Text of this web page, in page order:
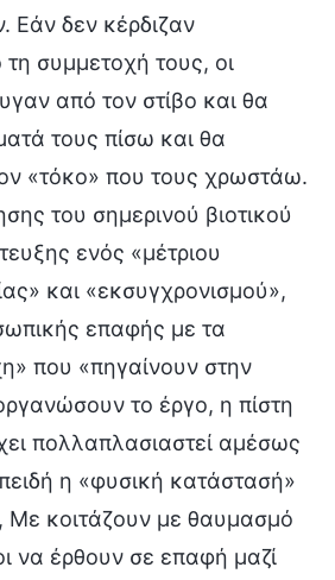
Εάν δεν κέρδιζαν
συμμετοχή τους, οι
από τον στίβο και θα
τους πίσω και θα
«τόκο» που τους χρωστάω.
του σημερινού βιοτικού
ενός «μέτριου
και «εκσυγχρονισμού»,
επαφής με τα
που «πηγαίνουν στην
το έργο, η πίστη
πολλαπλασιαστεί αμέσως
η «φυσική κατάστασή»
Με κοιτάζουν με θαυμασμό
να έρθουν σε επαφή μαζί